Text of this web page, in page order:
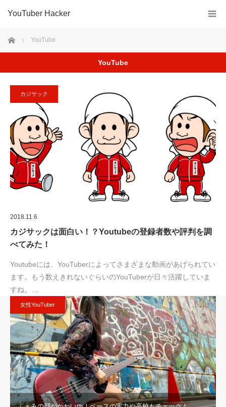
YouTuber Hacker
ホーム YouTube
YouTube
カジサック
2018.11.6
カジサックは面白い！？Youtubeの登録者数や評判を調
べてみた！
Youtubeには、YouTuberによってさまざまな動画があげられてい
ます。もう数えきれないぐらいのYouTuberが日々活躍していま
すね。…
女性YouTuber